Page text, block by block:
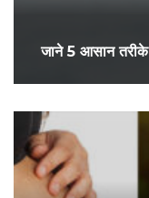
जाने 5 आसान